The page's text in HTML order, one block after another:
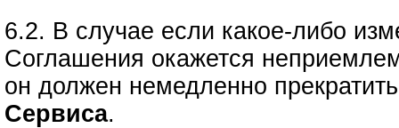
6.2. В случае если какое-либо
Соглашения окажется
он должен немедленно
Сервиса.